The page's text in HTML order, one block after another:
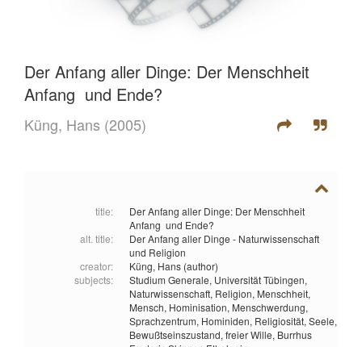
Der Anfang aller Dinge: Der Menschheit
Anfang  und Ende?
Küng, Hans (2005)
title:
Der Anfang aller Dinge: Der Menschheit
Anfang  und Ende?
alt. title:
Der Anfang aller Dinge - Naturwissenschaft
und Religion
creator:
Küng, Hans (author)
subjects:
Studium Generale, Universität Tübingen,
Naturwissenschaft, Religion, Menschheit,
Mensch, Hominisation, Menschwerdung,
Sprachzentrum, Hominiden, Religiosität, Seele,
Bewußtseinszustand, freier Wille, Burrhus